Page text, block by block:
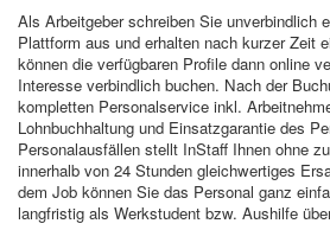
Als Arbeitgeber schreiben Sie unverbindlich
Plattform aus und erhalten nach kurzer Zeit
können die verfügbaren Profile dann online
Interesse verbindlich buchen. Nach der
kompletten Personalservice inkl.
Lohnbuchhaltung und Einsatzgarantie des
Personalausfällen stellt InStaff Ihnen ohne
innerhalb von 24 Stunden gleichwertiges
dem Job können Sie das Personal ganz
langfristig als Werkstudent bzw. Aushilfe